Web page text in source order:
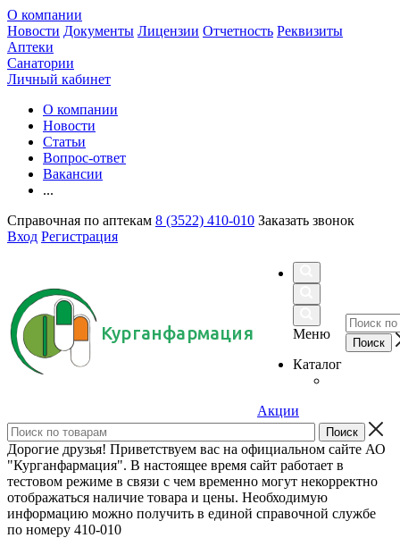
О компании
Новости Документы Лицензии Отчетность Реквизиты
Аптеки
Санатории
Личный кабинет
О компании
Новости
Статьи
Вопрос-ответ
Вакансии
...
Справочная по аптекам 8 (3522) 410-010 Заказать звонок
Вход Регистрация
Курганфармация
Меню
Каталог
Акции
Дорогие друзья! Приветствуем вас на официальном сайте АО
"Курганфармация". В настоящее время сайт работает в
тестовом режиме в связи с чем временно могут некорректно
отображаться наличие товара и цены. Необходимую
информацию можно получить в единой справочной службе
по номеру 410-010